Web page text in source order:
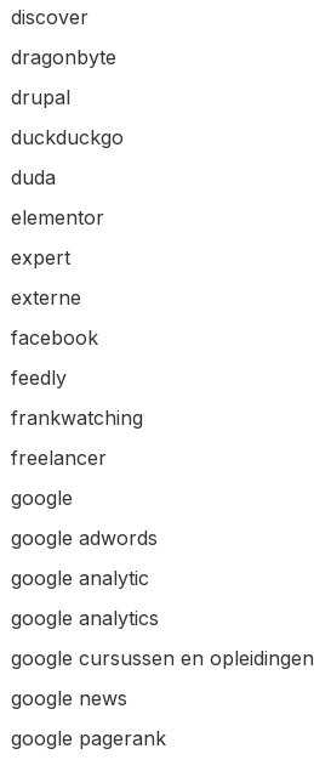
discover
dragonbyte
drupal
duckduckgo
duda
elementor
expert
externe
facebook
feedly
frankwatching
freelancer
google
google adwords
google analytic
google analytics
google cursussen en opleidingen
google news
google pagerank